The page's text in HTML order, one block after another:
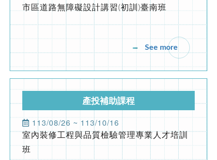
113年度下半年產投課程
2024-04-24 協會公告
社區住戶規約及管理費制定實務班第01期(高雄班)
2024-05-01 協會公告
市區道路無障礙設計講習
2023-12-10 協會公告
公益講座-建照抽查缺失與錯誤態樣說明
班
See more
物業管理課程
113年9月9~12日
113/9/9~12公寓大廈事務管理人員培訓講習
(高雄班)